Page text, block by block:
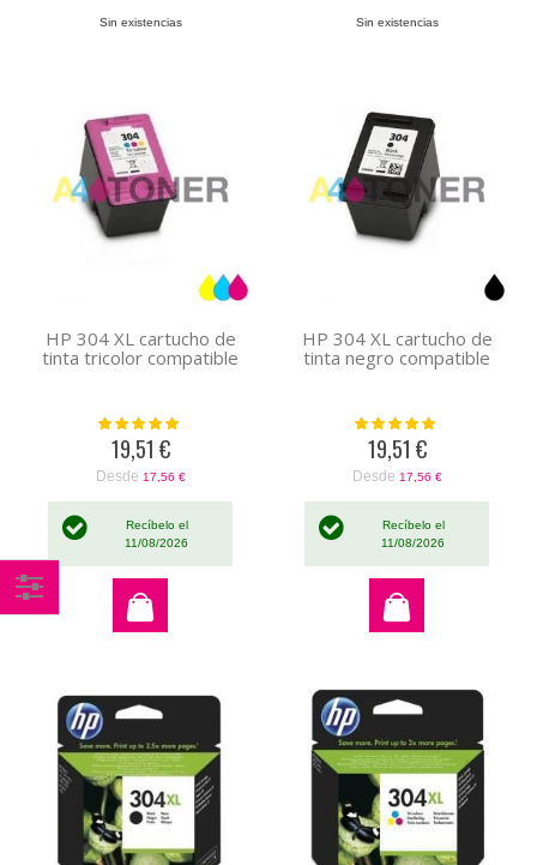
Sin existencias Sin existencias
HP 304 XL cartucho de
tinta tricolor compatible
Valoración:
19,51 €
Desde 17,56 €
Recíbelo el
11/08/2026
HP 304 XL cartucho de
tinta negro compatible
Valoración:
19,51 €
Desde 17,56 €
Recíbelo el
11/08/2026
Comprar